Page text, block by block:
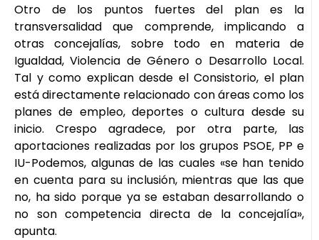
Otro de los puntos fuertes del plan es la
transversalidad que comprende, implicando a
otras concejalías, sobre todo en materia de
Igualdad, Violencia de Género o Desarrollo Local.
Tal y como explican desde el Consistorio, el plan
está directamente relacionado con áreas como los
planes de empleo, deportes o cultura desde su
inicio. Crespo agradece, por otra parte, las
aportaciones realizadas por los grupos PSOE, PP e
IU-Podemos, algunas de las cuales «se han tenido
en cuenta para su inclusión, mientras que las que
no, ha sido porque ya se estaban desarrollando o
no son competencia directa de la concejalía»,
apunta.